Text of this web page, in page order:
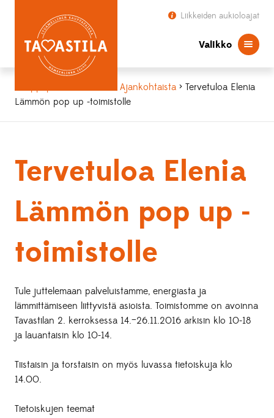
Liikkeiden aukioloajat
Valikko
>Ajankohtaista > Tervetuloa Elenia
Lämmön pop up -toimistolle
Tervetuloa Elenia
Lämmön pop up -
toimistolle
Tule juttelemaan palveluistamme, energiasta ja
lämmittämiseen liittyvistä asioista. Toimistomme on avoinna
Tavastilan 2. kerroksessa 14.–26.11.2016 arkisin klo 10-18
ja lauantaisin klo 10-14.
Tiistaisin ja torstaisin on myös luvassa tietoiskuja klo
14.00.
Tietoiskujen teemat